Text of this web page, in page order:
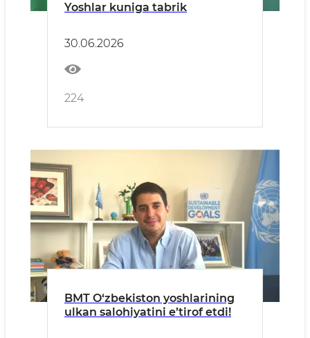
Yoshlar kuniga tabrik
30.06.2026
224
BMT O‘zbekiston yoshlarining
ulkan salohiyatini e’tirof etdi!